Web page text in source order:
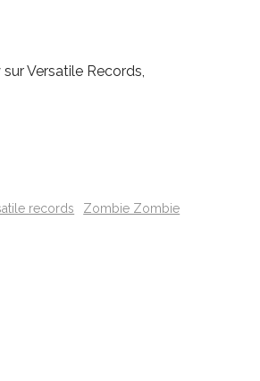
Versatile Records,
records Zombie Zombie